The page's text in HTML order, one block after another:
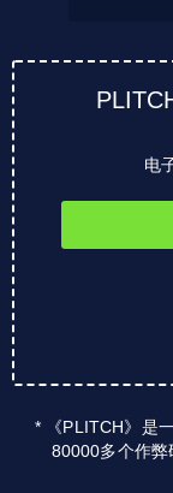
电
* 《PLITCH》是
80000多个作弊